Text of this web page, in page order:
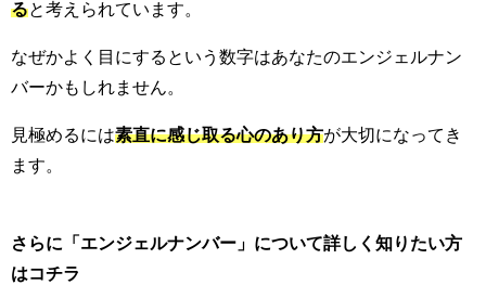
ると考えられています。
なぜかよく目にするという数字はあなたのエンジェルナン
バーかもしれません。
見極めるには素直に感じ取る心のあり方が大切になってき
ます。
さらに「エンジェルナンバー」について詳しく知りたい方
はコチラ